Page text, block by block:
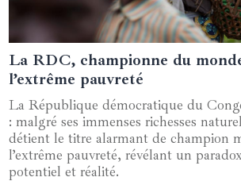
12 octobre 2025
La RDC, championne du
l’extrême pauvreté
La République démocratique du
: malgré ses immenses richesses
détient le titre alarmant de champion
l’extrême pauvreté, révélant un
potentiel et réalité.